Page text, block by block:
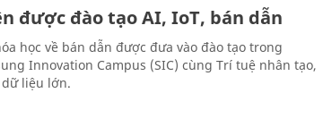
được đào tạo AI, IoT, bán dẫn
học về bán dẫn được đưa vào đào tạo trong
Innovation Campus (SIC) cùng Trí tuệ nhân tạo,
liệu lớn.